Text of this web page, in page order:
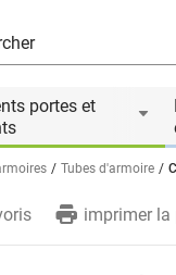
portes et
Tubes d'armoire
imprimer la